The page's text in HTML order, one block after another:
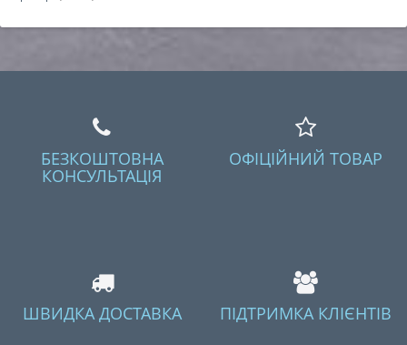
БЕЗКОШТОВНА
КОНСУЛЬТАЦІЯ
ОФІЦІЙНИЙ ТОВАР
ШВИДКА ДОСТАВКА ПІДТРИМКА КЛІЄНТІВ